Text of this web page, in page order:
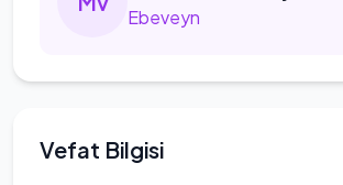
Ebeveyn
Vefat Bilgisi